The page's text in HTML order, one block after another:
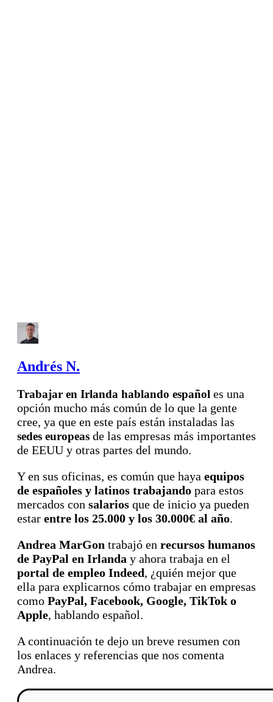
Andrés N.
Trabajar en Irlanda hablando español es una
opción mucho más común de lo que la gente
cree, ya que en este país están instaladas las
sedes europeas de las empresas más importantes
de EEUU y otras partes del mundo.
Y en sus oficinas, es común que haya equipos
de españoles y latinos trabajando para estos
mercados con salarios que de inicio ya pueden
estar entre los 25.000 y los 30.000€ al año.
Andrea MarGon trabajó en recursos humanos
de PayPal en Irlanda y ahora trabaja en el
portal de empleo Indeed, ¿quién mejor que
ella para explicarnos cómo trabajar en empresas
como PayPal, Facebook, Google, TikTok o
Apple, hablando español.
A continuación te dejo un breve resumen con
los enlaces y referencias que nos comenta
Andrea.